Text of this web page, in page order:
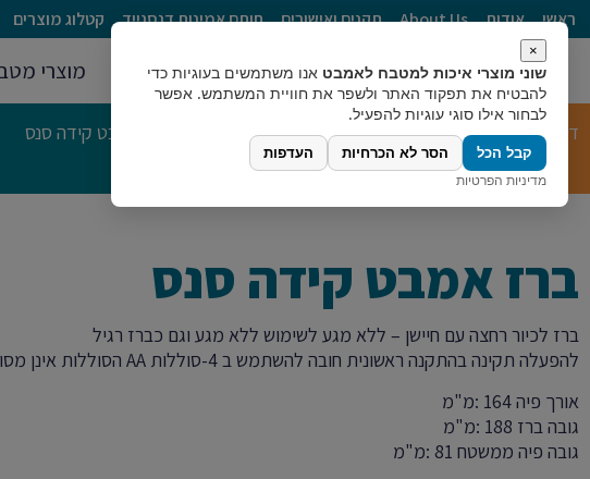
ראשי אודות About Us תקנים ואישורים חותם אמינות דנסגייד קטלוג מוצרים
מוצרי ברז אמבט קידה סנס
דף הבית»קטלוג מוצרים»מוצרי אמבט»ברזי אמבטיה ברז אמבט קידה סנס
ברז אמבט קידה סנס
ברז‭ ‬לכיור‭ ‬רחצה‭ ‬עם‭ ‬חיישן‭ – ‬ללא‭ ‬מגע לשימוש‭ ‬ללא‭ ‬מגע‭ ‬וגם‭ ‬כברז‭ ‬רגיל
להפעלה‭ ‬תקינה‭ ‬בהתקנה‭ ‬ראשונית‭ ‬חובה‭ ‬להשתמש‭ ‬ב‭-‬4‭ ‬סוללות‭ ‬
AA
אורך‭ ‬פיה‭: ‬164‭ ‬
מ"מ
גובה‭ ‬ברז‭: ‬188‭ ‬
מ"מ
גובה‭ ‬פיה‭ ‬ממשטח‭: ‬81‭ ‬
מ"מ
×
שוני מוצרי איכות למטבח לאמבט אנו משתמשים בעוגיות כדי
להבטיח את תפקוד האתר ולשפר את חוויית המשתמש. אפשר
לבחור אילו סוגי עוגיות להפעיל.
קבל הכל הסר לא הכרחיות העדפות
מדיניות הפרטיות